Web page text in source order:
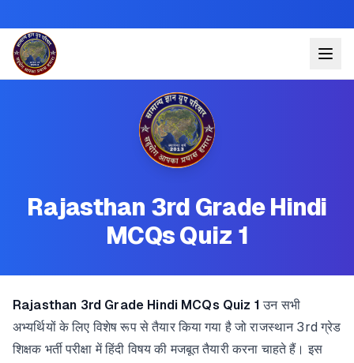
Rajasthan 3rd Grade Hindi
MCQs Quiz 1
Rajasthan 3rd Grade Hindi MCQs Quiz 1 उन सभी
अभ्यर्थियों के लिए विशेष रूप से तैयार किया गया है जो राजस्थान 3rd ग्रेड
शिक्षक भर्ती परीक्षा में हिंदी विषय की मजबूत तैयारी करना चाहते हैं। इस